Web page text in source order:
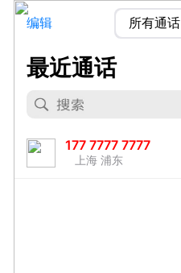
编辑 所有通话
最近通话
177 7777 7777
上海 浦东